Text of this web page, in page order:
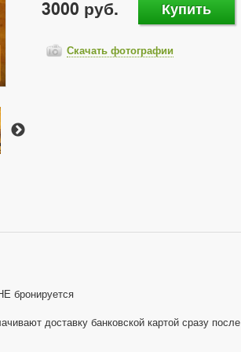
3000 руб. Купить
Скачать фотографии
бронируется
доставку банковской картой сразу после